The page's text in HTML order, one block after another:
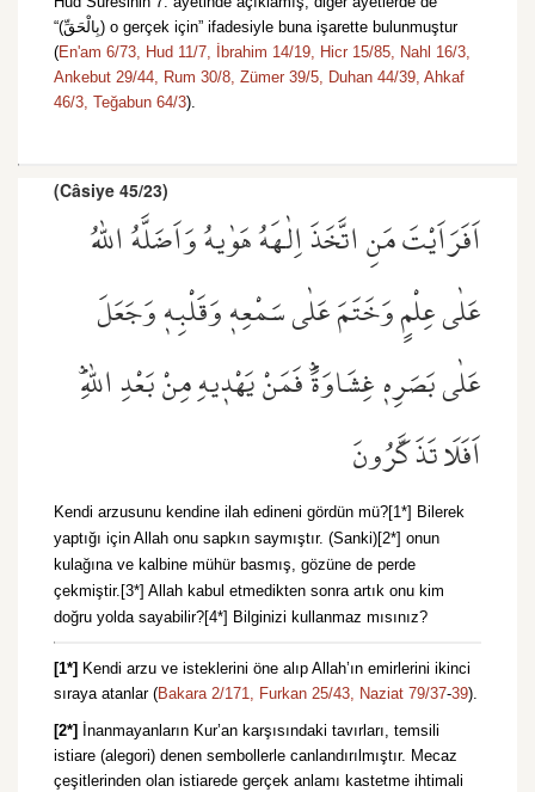
“(بِالْحَقِّ) o gerçek için” ifadesiyle buna işarette bulunmuştur
(En'am 6/73, Hud 11/7, İbrahim 14/19, Hicr 15/85, Nahl 16/3,
Ankebut 29/44, Rum 30/8, Zümer 39/5, Duhan 44/39, Ahkaf
46/3, Teğabun 64/3).
(Câsiye 45/23)
اَفَرَاَيْتَ مَنِ اتَّخَذَ اِلٰهَهُ هَوٰيهُ وَاَضَلَّهُ اللّٰهُ
عَلٰى عِلْمٍ وَخَتَمَ عَلٰى سَمْعِه۪ وَقَلْبِه۪ وَجَعَلَ
عَلٰى بَصَرِه۪ غِشَاوَةًۜ فَمَنْ يَهْد۪يهِ مِنْ بَعْدِ اللّٰهِۜ
اَفَلَا تَذَكَّرُونَ
Kendi arzusunu kendine ilah edineni gördün mü?[1*] Bilerek
yaptığı için Allah onu sapkın saymıştır. (Sanki)[2*] onun
kulağına ve kalbine mühür basmış, gözüne de perde
çekmiştir.[3*] Allah kabul etmedikten sonra artık onu kim
doğru yolda sayabilir?[4*] Bilginizi kullanmaz mısınız?
[1*] Kendi arzu ve isteklerini öne alıp Allah’ın emirlerini ikinci
sıraya atanlar (Bakara 2/171, Furkan 25/43, Naziat 79/37-39).
[2*]
İnanmayanların Kur’an karşısındaki tavırları, temsili
istiare (alegori) denen sembollerle canlandırılmıştır. Mecaz
çeşitlerinden olan istiarede gerçek anlamı kastetme ihtimali